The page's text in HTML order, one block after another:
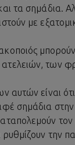
τα σημάδια.
με
των
αυτών είναι
σημάδια
την